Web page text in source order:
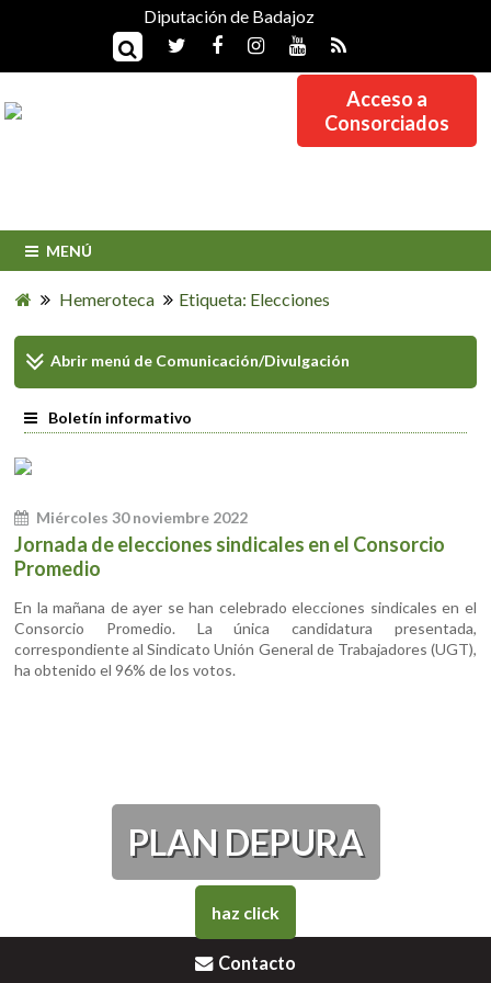
Diputación de Badajoz
Acceso a
Consorciados
MENÚ
Hemeroteca Etiqueta: Elecciones
Miércoles 30 noviembre 2022
Jornada de elecciones sindicales en el Consorcio
Promedio
En la mañana de ayer se han celebrado elecciones sindicales en el
Consorcio Promedio. La única candidatura presentada,
correspondiente al Sindicato Unión General de Trabajadores (UGT),
ha obtenido el 96% de los votos.
Abrir menú de Comunicación/Divulgación
Boletín informativo
PLAN DEPURA
haz click
Contacto